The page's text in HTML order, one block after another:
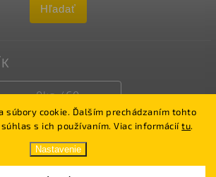
súbory cookie. Ďalším prechádzaním tohto
s ich používaním. Viac informáciítu.
Nastavenie
Hľadať
0ks /€0
LUCERNA. Všetky práva vyhradené.
Shoptet| Upravil Jakub Sásik